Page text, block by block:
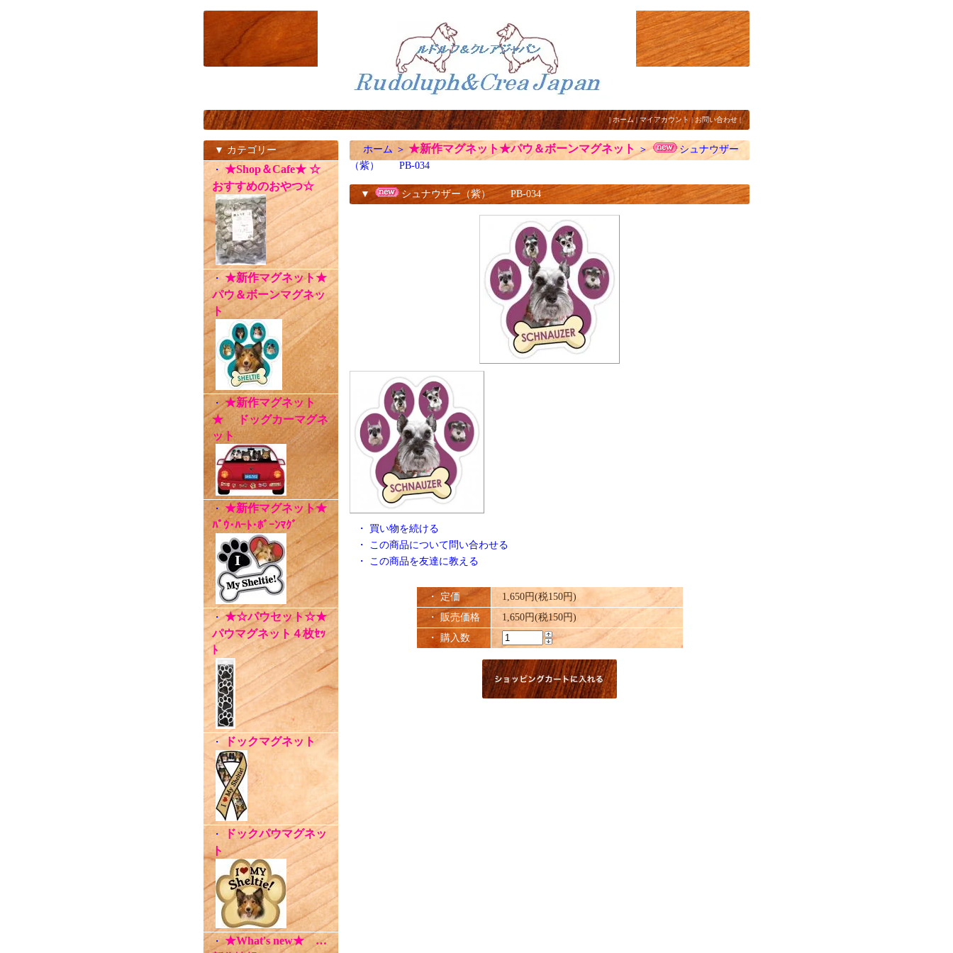
|ホーム|マイアカウント | お問い合わせ |
▼ カテゴリー
・ ★Shop＆Cafe★ ☆
おすすめのおやつ☆
・ ★新作マグネット★
パウ＆ボーンマグネッ
ト
・★新作マグネット
★ ドッグカーマグネ
ット
・ ★新作マグネット★
ﾊﾟｳ･ﾊｰﾄ･ﾎﾞｰﾝﾏｸﾞ
・★☆パウセット☆★
パウマグネット４枚ｾｯ
ﾄ
・ドックマグネット
・
ドックパウマグネッ
ト
・★What's new★ …
ホーム ＞★新作マグネット★パウ＆ボーンマグネット＞
シュナウザー
（紫） PB-034
▼ シュナウザー（紫） PB-034
・ 買い物を続ける
・
この商品について問い合わせる
・
この商品を友達に教える
・ 定価
1,650円(税150円)
・ 販売価格
1,650円(税150円)
・ 購入数